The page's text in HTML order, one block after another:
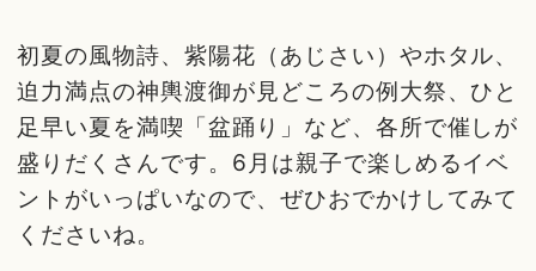
初夏の風物詩、紫陽花（あじさい）やホタル、
迫力満点の神輿渡御が見どころの例大祭、ひと
足早い夏を満喫「盆踊り」など、各所で催しが
盛りだくさんです。6月は親子で楽しめるイベ
ントがいっぱいなので、ぜひおでかけしてみて
くださいね。